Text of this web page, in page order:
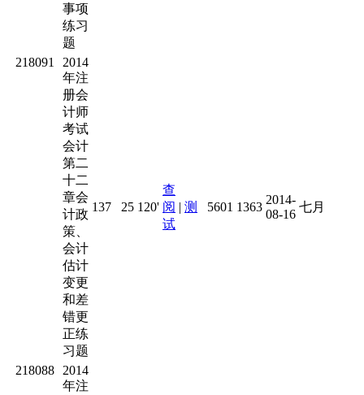
事项
练习
题
218091
2014
年注
册会
计师
考试
会计
第二
十二
章会
计政
策、
会计
估计
变更
和差
错更
正练
习题
137 25 120'
查
阅 | 测
试
5601 1363
2014-
08-16
七月
218088
2014
年注